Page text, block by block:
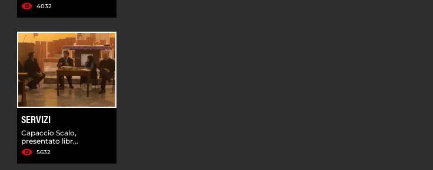
4032
SERVIZI
Capaccio Scalo,
presentato libr...
5632